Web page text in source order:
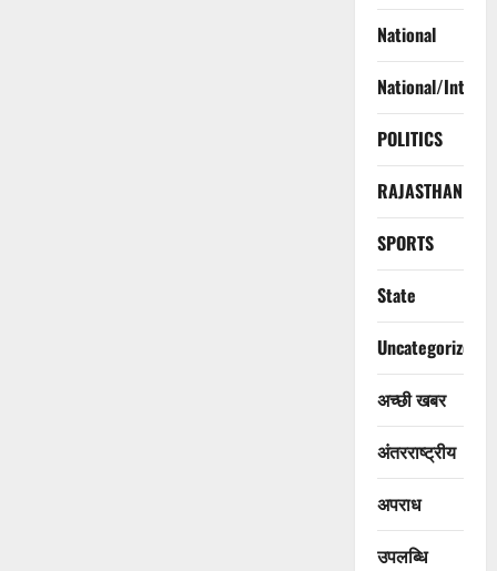
National
National/
POLITICS
RAJASTHAN
SPORTS
State
Uncategorized
अच्छी खबर
अंतरराष्ट्रीय
अपराध
उपलब्धि